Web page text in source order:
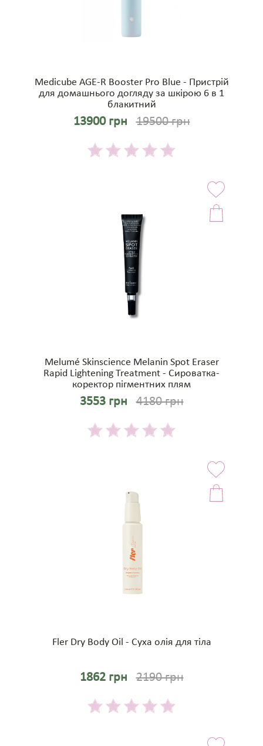
Medicube AGE-R Booster Pro Blue - Пристрій
для домашнього догляду за шкірою 6 в 1
блакитний
13900 грн 19500 грн
Melumé Skinscience Melanin Spot Eraser
Rapid Lightening Treatment - Сироватка-
коректор пігментних плям
3553 грн 4180 грн
Fler Dry Body Oil - Суха олія для тіла
1862 грн 2190 грн